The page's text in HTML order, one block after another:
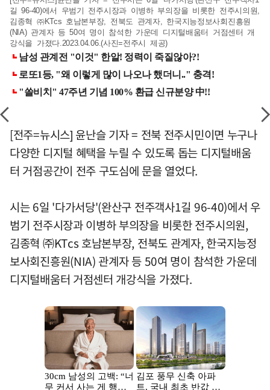
길 96-40)에서 우범기 전주시장과 이병하 부의장을 비롯한 전주시의원,
김종혁 ㈜KTcs 호남본부장, 전북도 관계자, 한국지능정보사회진흥원
(NIA) 관계자 등 50여 명이 참석한 가운데 디지털배움터 거점센터 개
강식을 가졌다.2023.04.06.(사진=전주시 제공)
[전주=뉴시스] 윤난슬 기자 = 전북 전주시민이면 누구나
다양한 디지털 혜택을 누릴 수 있도록 돕는 디지털배움
터 거점공간이 전주 구도심에 문을 열었다.
시는 6일 '다가서당'(완산구 전주객사1길 96-40)에서 우
범기 전주시장과 이병하 부의장을 비롯한 전주시의원,
김종혁 ㈜KTcs 호남본부장, 전북도 관계자, 한국지능정
보사회진흥원(NIA) 관계자 등 50여 명이 참석한 가운데
디지털배움터 거점센터 개강식을 가졌다.